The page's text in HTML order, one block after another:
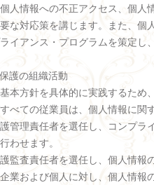
人情報への不正アクセス、個人
な対応策を講じます。また、個
イアンス・プログラムを策定し
護の組織活動
本方針を具体的に実践するため
べての従業員は、個人情報に関
管理責任者を選任し、コンプラ
わせます。
監査責任者を選任し、個人情報
業および個人に対し、個人情報